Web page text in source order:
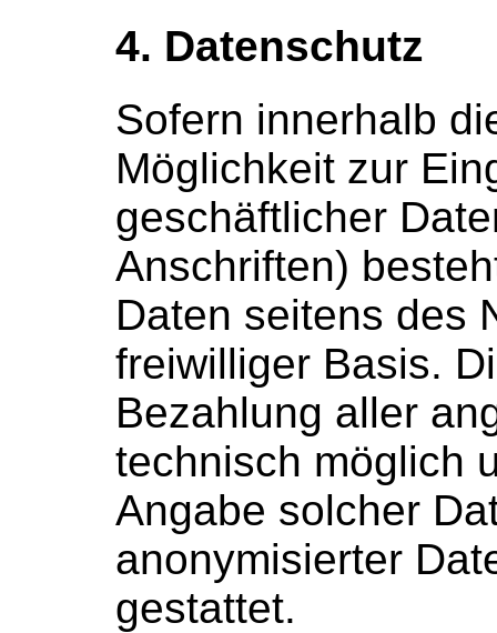
4. Datenschutz
Sofern innerhalb
Möglichkeit zur
geschäftlicher
Anschriften)
Daten seitens des
freiwilliger Basis.
Bezahlung aller
technisch möglich
Angabe solcher
anonymisierter
gestattet.